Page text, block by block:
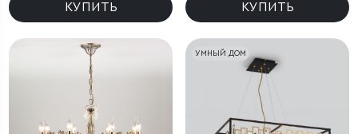
КУПИТЬ КУПИТЬ
УМНЫЙ ДОМ